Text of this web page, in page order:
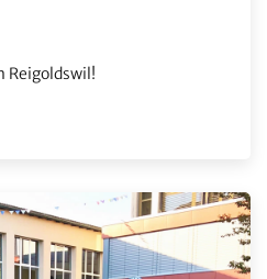
Reigoldswil!